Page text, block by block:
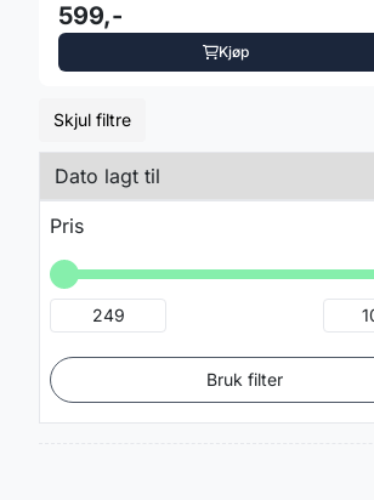
599,-
Kjøp
Skjul filtre
Pris
Bruk filter